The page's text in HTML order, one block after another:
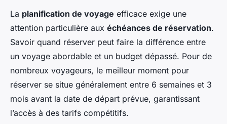
La planification de voyage efficace exige une
attention particulière aux échéances de réservation.
Savoir quand réserver peut faire la différence entre
un voyage abordable et un budget dépassé. Pour de
nombreux voyageurs, le meilleur moment pour
réserver se situe généralement entre 6 semaines et 3
mois avant la date de départ prévue, garantissant
l’accès à des tarifs compétitifs.